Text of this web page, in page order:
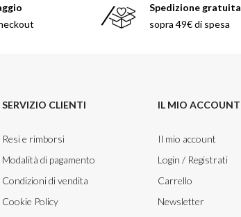
Spedizione gratuita
sopra 49€ di spesa
SERVIZIO CLIENTI
Resi e rimborsi
Modalità di pagamento
Condizioni di vendita
Cookie Policy
IL MIO ACCOUNT
Il mio account
Login / Registrati
Carrello
Newsletter